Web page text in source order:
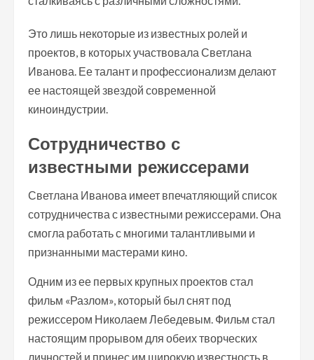
Это лишь некоторые из известных ролей и
проектов, в которых участвовала Светлана
Иванова. Ее талант и профессионализм делают
ее настоящей звездой современной
киноиндустрии.
Сотрудничество с
известными режиссерами
Светлана Иванова имеет впечатляющий список
сотрудничества с известными режиссерами. Она
смогла работать с многими талантливыми и
признанными мастерами кино.
Одним из ее первых крупных проектов стал
фильм «Разлом», который был снят под
режиссером Николаем Лебедевым. Фильм стал
настоящим прорывом для обеих творческих
личностей и принес им широкую известность в